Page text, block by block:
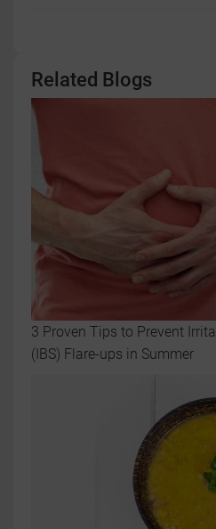
Related Blogs
3 Proven Tips to Prevent
(IBS) Flare-ups in Summer